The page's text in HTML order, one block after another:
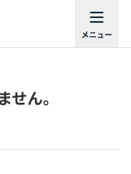
せん。